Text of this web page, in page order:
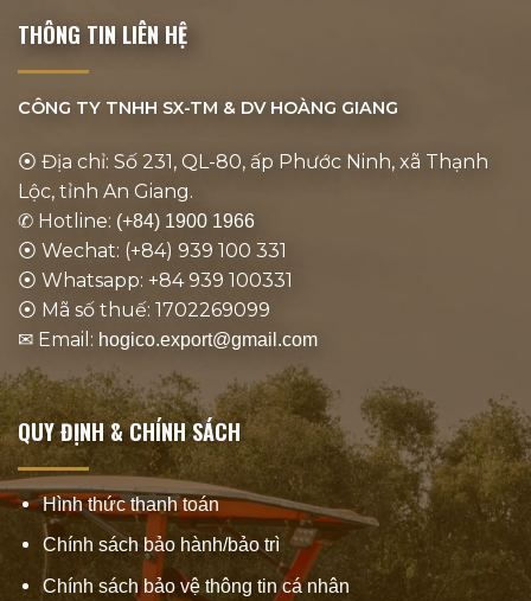
THÔNG TIN LIÊN HỆ
CÔNG TY TNHH SX-TM & DV HOÀNG GIANG
⦿ Địa chỉ: Số 231, QL-80, ấp Phước Ninh, xã Thạnh
Lộc, tỉnh An Giang.
✆ Hotline: (+84) 1900 1966
⦿ Wechat: (+84) 939 100 331
⦿ Whatsapp: +84 939 100331
⦿ Mã số thuế: 1702269099
✉ Email: hogico.export@gmail.com
QUY ĐỊNH & CHÍNH SÁCH
Hình thức thanh toán
Chính sách bảo hành/bảo trì
Chính sách bảo vệ thông tin cá nhân